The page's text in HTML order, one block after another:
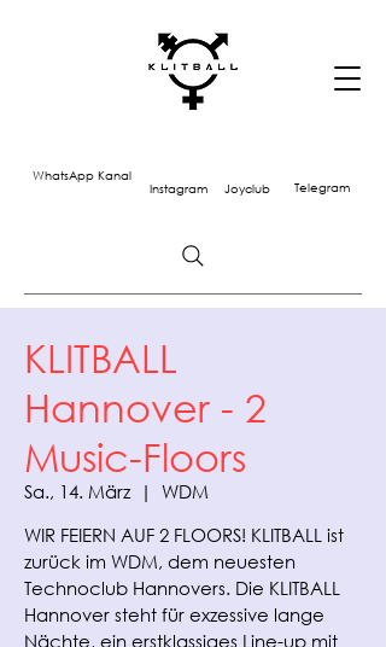
Joyclub
Instagram Telegram
WhatsApp Kanal
KLITBALL
Hannover - 2
Music-Floors
Sa., 14. März
  |
WDM
WIR FEIERN AUF 2 FLOORS! KLITBALL ist
zurück im WDM, dem neuesten
Technoclub Hannovers. Die KLITBALL
Hannover steht für exzessive lange
Nächte, ein erstklassiges Line-up mit